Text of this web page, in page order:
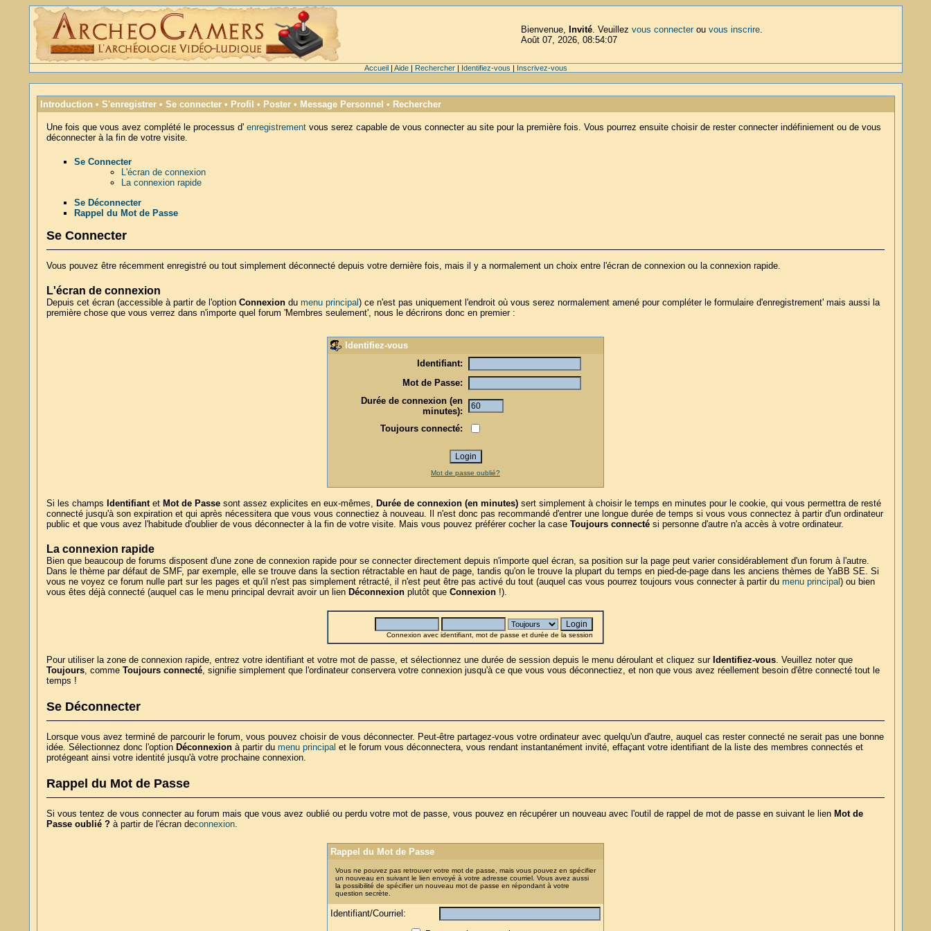
Bienvenue, Invité. Veuillez vous connecterou vous inscrire.
Août 07, 2026, 08:54:07
Accueil| Aide| Rechercher| Identifiez-vous | Inscrivez-vous
Introduction • S'enregistrer• Se connecter• Profil • Poster• Message Personnel • Rechercher
Une fois que vous avez complété le processus d'enregistrement vous serez capable de vous connecter au site pour la première fois. Vous pourrez ensuite choisir de rester connecter indéfiniement ou de vous
déconnecter à la fin de votre visite.
Se Connecter
L'écran de connexion
La connexion rapide
Se Déconnecter
Rappel du Mot de Passe
Se Connecter
Vous pouvez être récemment enregistré ou tout simplement déconnecté depuis votre dernière fois, mais il y a normalement un choix entre l'écran de connexion ou la connexion rapide.
L'écran de connexion
Depuis cet écran (accessible à partir de l'optionConnexion dumenu principal) ce n'est pas uniquement l'endroit où vous serez normalement amené pour compléter le formulaire d'enregistrement' mais aussi la
première chose que vous verrez dans n'importe quel forum 'Membres seulement', nous le décrirons donc en premier :
Identifiez-vous
Identifiant:
Mot de Passe:
Durée de connexion (en
minutes):
Toujours connecté:
Mot de passe oublié?
Si les champs Identifiantet Mot de Passe sont assez explicites en eux-mêmes, Durée de connexion (en minutes) sert simplement à choisir le temps en minutes pour le cookie, qui vous permettra de resté
connecté jusqu'à son expiration et qui après nécessitera que vous vous connectiez à nouveau. Il n'est donc pas recommandé d'entrer une longue durée de temps si vous vous connectez à partir d'un ordinateur
public et que vous avez l'habitude d'oublier de vous déconnecter à la fin de votre visite. Mais vous pouvez préférer cocher la caseToujours connecté si personne d'autre n'a accès à votre ordinateur.
La connexion rapide
Bien que beaucoup de forums disposent d'une zone de connexion rapide pour se connecter directement depuis n'importe quel écran, sa position sur la page peut varier considérablement d'un forum à l'autre.
Dans le thème par défaut de SMF, par exemple, elle se trouve dans la section rétractable en haut de page, tandis qu'on le trouve la plupart du temps en pied-de-page dans les anciens thèmes de YaBB SE. Si
vous ne voyez ce forum nulle part sur les pages et qu'il n'est pas simplement rétracté, il n'est peut être pas activé du tout (auquel cas vous pourrez toujours vous connecter à partir dumenu principal) ou bien
vous êtes déjà connecté (auquel cas le menu principal devrait avoir un lien Déconnexion plutôt queConnexion !).
Connexion avec identifiant, mot de passe et durée de la session
Pour utiliser la zone de connexion rapide, entrez votre identifiant et votre mot de passe, et sélectionnez une durée de session depuis le menu déroulant et cliquez sur Identifiez-vous. Veuillez noter que
Toujours, commeToujours connecté, signifie simplement que l'ordinateur conservera votre connexion jusqu'à ce que vous vous déconnectiez, et non que vous avez réellement besoin d'être connecté tout le
temps !
Se Déconnecter
Lorsque vous avez terminé de parcourir le forum, vous pouvez choisir de vous déconnecter. Peut-être partagez-vous votre ordinateur avec quelqu'un d'autre, auquel cas rester connecté ne serait pas une bonne
idée. Sélectionnez donc l'option Déconnexion à partir dumenu principal et le forum vous déconnectera, vous rendant instantanément invité, effaçant votre identifiant de la liste des membres connectés et
protégeant ainsi votre identité jusqu'à votre prochaine connexion.
Rappel du Mot de Passe
Si vous tentez de vous connecter au forum mais que vous avez oublié ou perdu votre mot de passe, vous pouvez en récupérer un nouveau avec l'outil de rappel de mot de passe en suivant le lien Mot de
Passe oublié ? à partir de l'écran deconnexion.
Rappel du Mot de Passe
Vous ne pouvez pas retrouver votre mot de passe, mais vous pouvez en spécifier
un nouveau en suivant le lien envoyé à votre adresse courriel. Vous avez aussi
la possibilité de spécifier un nouveau mot de passe en répondant à votre
question secrète.
Identifiant/Courriel: